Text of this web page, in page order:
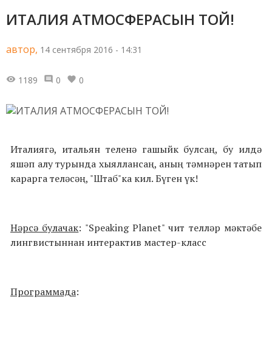
ИТАЛИЯ АТМОСФЕРАСЫН ТОЙ!
автор, 14 сентября 2016 - 14:31
1189 0 0
Италиягә, итальян теленә гашыйк булсаң, бу илдә
яшәп алу турында хыяллансаң, аның тәмнәрен татып
карарга теләсәң, "Штаб"ка кил. Бүген үк!
Нәрсә булачак: "Speaking Planet" чит телләр мәктәбе
лингвистыннан интерактив мастер-класс
Программада: